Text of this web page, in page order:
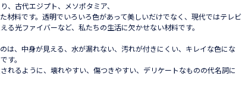
、古代エジプト、メソポタミア、
材料です。透明でいろいろ色があって美しいだけでなく、現代ではテレビ
る光ファイバーなど、私たちの生活に欠かせない材料です。
は、中身が見える、水が漏れない、汚れが付きにくい、キレイな色にな
す。
れるように、壊れやすい、傷つきやすい、デリケートなものの代名詞に